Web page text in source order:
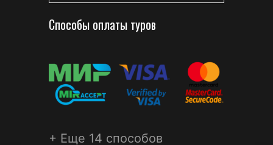
Способы оплаты туров
+ Еще 14 способов